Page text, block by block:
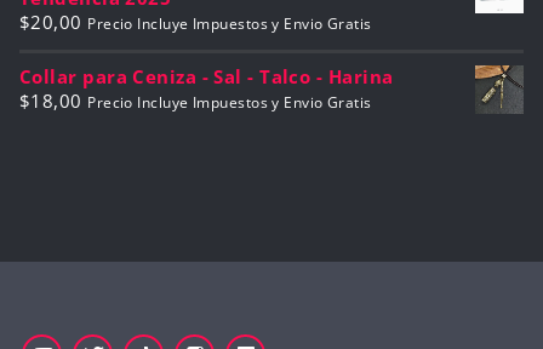
$20,00 Precio Incluye Impuestos y Envio Gratis
Collar para Ceniza - Sal - Talco - Harina
$18,00 Precio Incluye Impuestos y Envio Gratis